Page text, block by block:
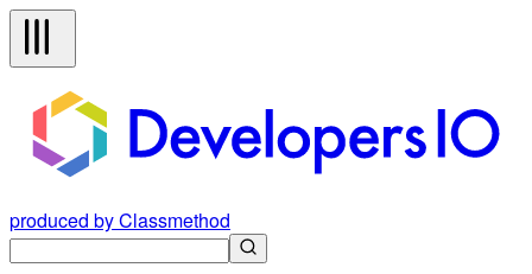
produced by Classmethod